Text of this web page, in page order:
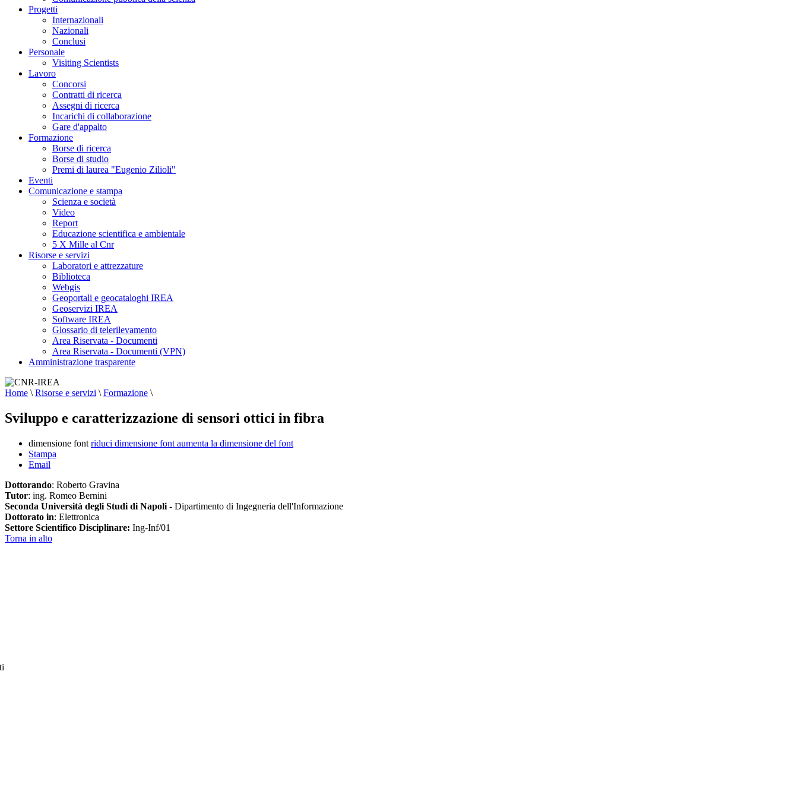
Progetti
Internazionali
Nazionali
Conclusi
Personale
Visiting Scientists
Lavoro
Concorsi
Contratti di ricerca
Assegni di ricerca
Incarichi di collaborazione
Gare d'appalto
Formazione
Borse di ricerca
Borse di studio
Premi di laurea "Eugenio Zilioli"
Eventi
Comunicazione e stampa
Scienza e società
Video
Report
Educazione scientifica e ambientale
5 X Mille al Cnr
Risorse e servizi
Laboratori e attrezzature
Biblioteca
Webgis
Geoportali e geocataloghi IREA
Geoservizi IREA
Software IREA
Glossario di telerilevamento
Area Riservata - Documenti
Area Riservata - Documenti (VPN)
Amministrazione trasparente
Home \ Risorse e servizi \ Formazione \
Sviluppo e caratterizzazione di sensori ottici in fibra
dimensione font riduci dimensione font aumenta la dimensione del font
Stampa
Email
Dottorando: Roberto Gravina
Tutor: ing. Romeo Bernini
Seconda Università degli Studi di Napoli - Dipartimento di Ingegneria dell'Informazione
Dottorato in: Elettronica
Settore Scientifico Disciplinare: Ing-Inf/01
Torna in alto